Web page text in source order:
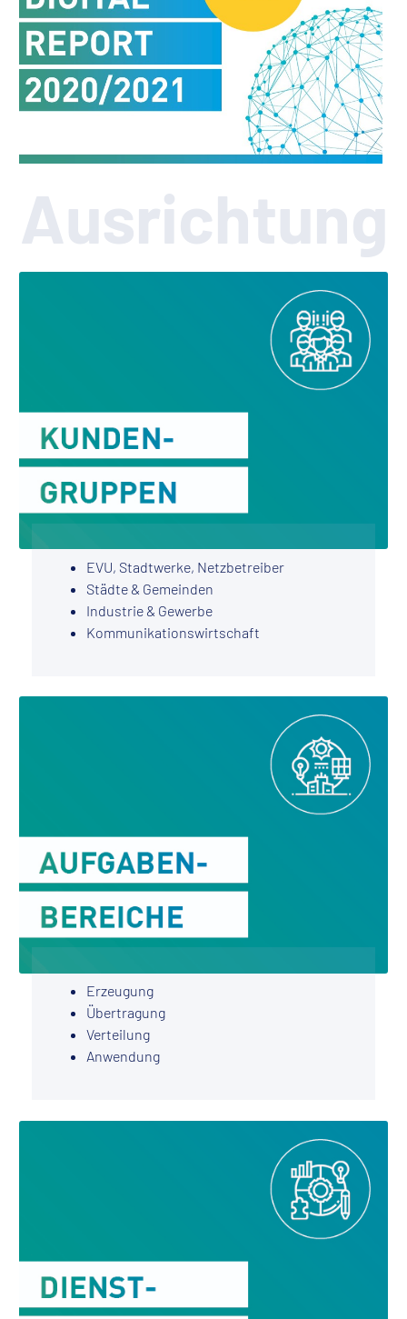
Ausrichtung
EVU, Stadtwerke, Netzbetreiber
Städte & Gemeinden
Industrie & Gewerbe
Kommunikationswirtschaft
Erzeugung
Übertragung
Verteilung
Anwendung